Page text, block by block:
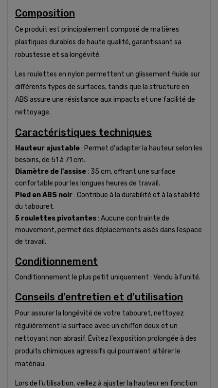
Composition
Ce produit est principalement composé de matières
plastiques durables de haute qualité, garantissant sa
robustesse et sa longévité.
Les roulettes en nylon permettent un glissement fluide sur
différents types de surfaces, tandis que la structure en
ABS assure une résistance aux impacts et une facilité de
nettoyage.
Caractéristiques techniques
Hauteur ajustable: Permet d'adapter la hauteur selon les
besoins, de 51 à 71 cm.
Diamètre de l'assise: 35 cm, offrant une surface
confortable pour les longues heures de travail.
Pied en ABS noir: Contribue à la durabilité et à la stabilité
du tabouret.
5 roulettes pivotantes: Aucune contrainte de
mouvement, permet des déplacements aisés dans l’espace
de travail.
Conditionnement
Conditionnement le plus petit uniquement : Vendu à l'unité.
Conseils d’entretien et d'utilisation
Pour assurer la longévité de votre tabouret, nettoyez
régulièrement la surface avec un chiffon doux et un
nettoyant non abrasif. Évitez l'exposition prolongée à des
produits chimiques agressifs qui pourraient altérer le
matériau.
Lors de l'utilisation, veillez à ajuster la hauteur en fonction